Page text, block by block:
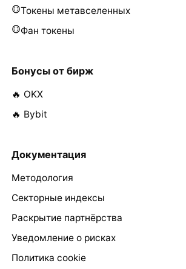
Токены метавселенных
Фан токены
Бонусы от бирж
🔥 OKX
🔥 Bybit
Документация
Методология
Секторные индексы
Раскрытие партнёрства
Уведомление о рисках
Политика cookie